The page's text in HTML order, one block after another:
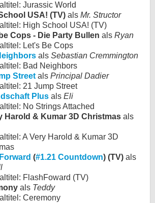
Jurassic World
USA! (TV) als Mr. Structor
High School USA! (TV)
Cops - Die Party Bullen als Ryan
Let's Be Cops
als Sebastian Cremmington
Bad Neighbors
Street als Principal Dadier
21 Jump Street
Plus als Eli
No Strings Attached
Harold & Kumar 3D Christmas als
A Very Harold & Kumar 3D
(#1.21 Countdown) (TV) als
FlashFoward (TV)
als Teddy
Ceremony